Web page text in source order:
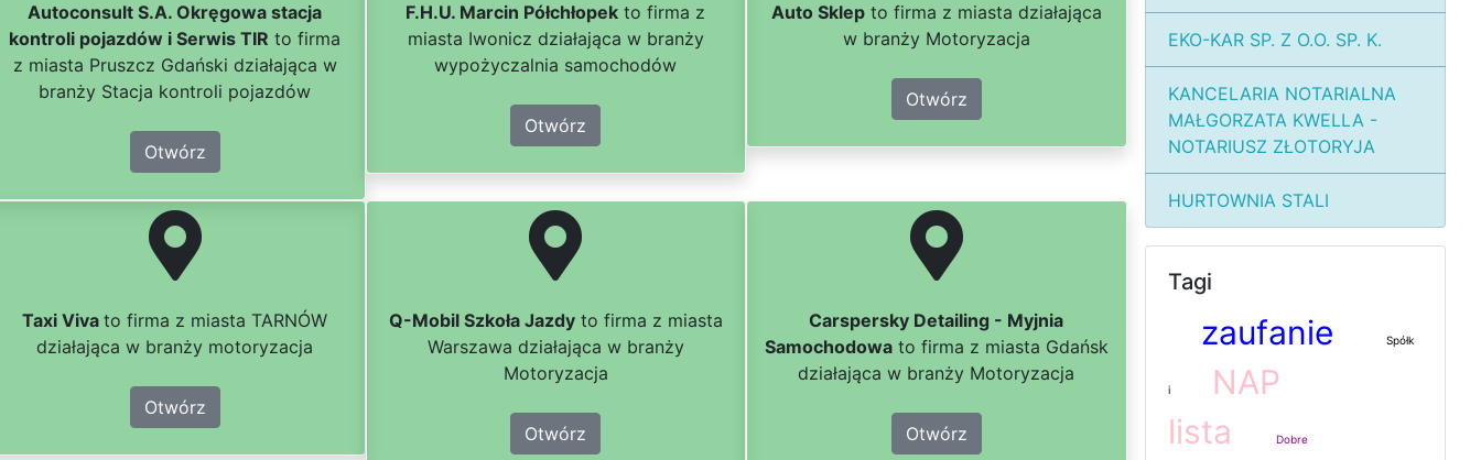
Autoconsult S.A. Okręgowa stacja
kontroli pojazdów i Serwis TIR to firma
z miasta Pruszcz Gdański działająca w
branży Stacja kontroli pojazdów
Otwórz
F.H.U. Marcin Półchłopek to firma z
miasta Iwonicz działająca w branży
wypożyczalnia samochodów
Otwórz
Auto Sklepto firma z miasta działająca
w branży Motoryzacja
Otwórz
Taxi Vivato firma z miasta TARNÓW
działająca w branży motoryzacja
Otwórz
Q-Mobil Szkoła Jazdyto firma z miasta
Warszawa działająca w branży
Motoryzacja
Otwórz
Carspersky Detailing - Myjnia
Samochodowato firma z miasta Gdańsk
działająca w branży Motoryzacja
Otwórz
EKO-KAR SP. Z O.O. SP. K.
KANCELARIA NOTARIALNA
MAŁGORZATA KWELLA -
NOTARIUSZ ZŁOTORYJA
HURTOWNIA STALI
Tagi
zaufanie Spółk
i
NAP
lista
Dobre